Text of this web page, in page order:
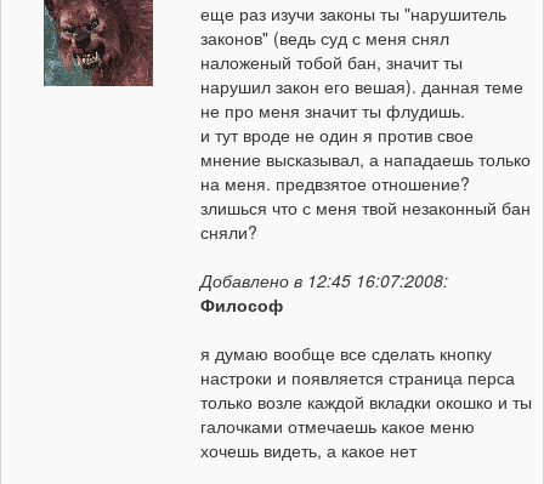
еще раз изучи законы ты "нарушитель
законов" (ведь суд с меня снял
наложеный тобой бан, значит ты
нарушил закон его вешая). данная теме
не про меня значит ты флудишь.
и тут вроде не один я против свое
мнение высказывал, а нападаешь только
на меня. предвзятое отношение?
злишься что с меня твой незаконный бан
сняли?
Добавлено в 12:45 16:07:2008:
Философ
я думаю вообще все сделать кнопку
настроки и появляется страница перса
только возле каждой вкладки окошко и ты
галочками отмечаешь какое меню
хочешь видеть, а какое нет